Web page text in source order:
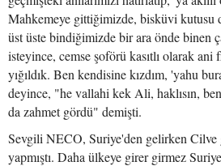
Mahkemeye gittiğimizde, bisküvi kutusu
üst üste bindiğimizde bir ara önde binen
isteyince, cemse şoförü kasıtlı olarak ani
yığıldık. Ben kendisine kızdım, 'yahu
deyince, "he vallahi kek Ali, haklısın,
da zahmet gördü" demişti.
Sevgili NECO, Suriye'den gelirken
yapmıştı. Daha ülkeye girer girmez